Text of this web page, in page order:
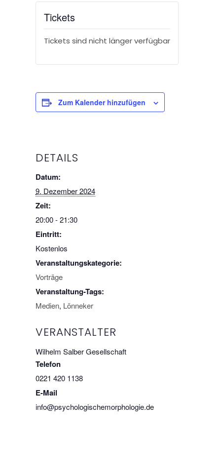
Tickets
Tickets sind nicht länger verfügbar
Zum Kalender hinzufügen
DETAILS
Datum:
9. Dezember 2024
Zeit:
20:00 - 21:30
Eintritt:
Kostenlos
Veranstaltungskategorie:
Vorträge
Veranstaltung-Tags:
Medien, Lönneker
VERANSTALTER
Wilhelm Salber Gesellschaft
Telefon
0221 420 1138
E-Mail
info@psychologischemorphologie.de